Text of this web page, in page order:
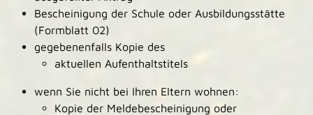
Bescheinigung der Schule oder Ausbildungsstätte
(Formblatt 02)
gegebenenfalls Kopie des
aktuellen Aufenthaltstitels
wenn Sie nicht bei Ihren Eltern wohnen:
Kopie der Meldebescheinigung oder